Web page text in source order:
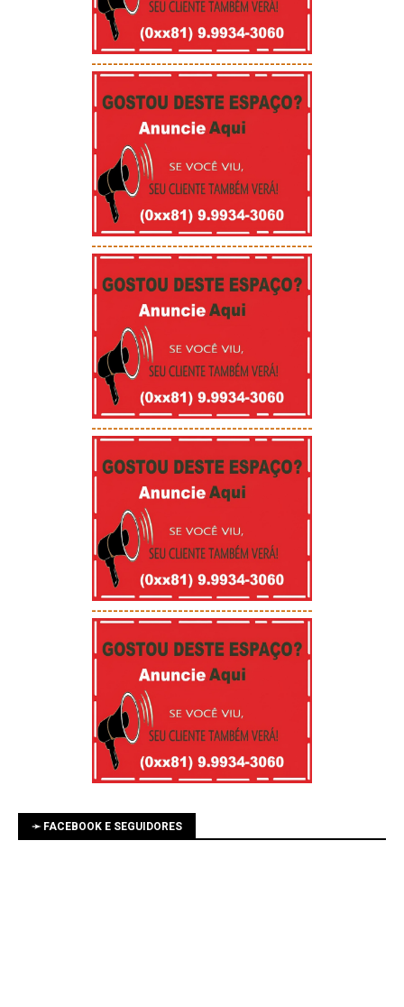
-----------------------------------------
-----------------------------------------
-----------------------------------------
-----------------------------------------
➛ FACEBOOK E SEGUIDORES